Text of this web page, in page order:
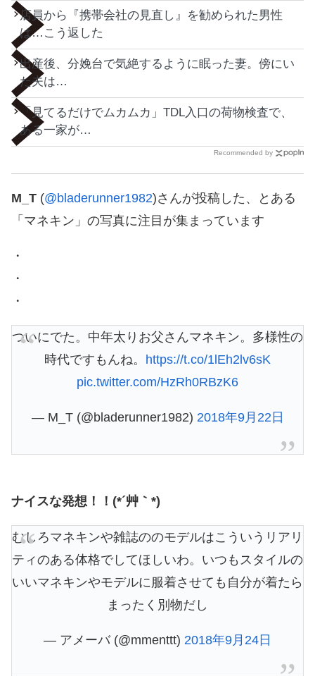
店員から『携帯会社の見直し』を勧められた男性
は…こう返した
出産後、分娩台で気絶するように眠った妻。傍にい
た夫は…
「見てるだけでムカムカ」TDL入口の荷物検査で、
ある一家が…
Recommended by
M_T (@bladerunner1982)さんが投稿した、とある
「マネキン」の写真に注目が集まっています
・
・
・
ついにでた。中年太りお父さんマネキン。多様性の
時代ですもんね。 https://t.co/1lEh2lv6sK
pic.twitter.com/HzRh0RBzK6
— M_T (@bladerunner1982) 2018年9月22日
ナイスな発想！！(*´艸｀*)
むしろマネキンや雑誌ののモデルはこういうリアリ
ティのある体格でしてほしいわ。いつもスタイルの
いいマネキンやモデルに服着させても自分が着たら
まったく別物だし
— アメーバ (@mmenttt) 2018年9月24日